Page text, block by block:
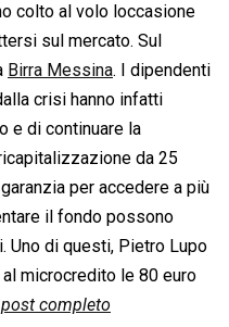
colto al volo loccasione
sul mercato. Sul
Birra Messina. I dipendenti
crisi hanno infatti
e di continuare la
da 25
per accedere a più
il fondo possono
Uno di questi, Pietro Lupo
al microcredito le 80 euro
completo